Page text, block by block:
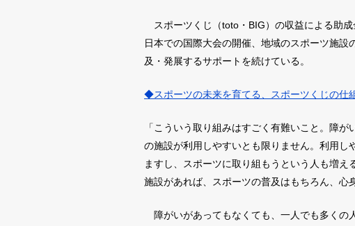
スポーツくじ（toto・BIG）の収益による助
日本での国際大会の開催、地域のスポーツ施
及・発展するサポートを続けている。
◆スポーツの未来を育てる、スポーツくじの仕
「こういう取り組みはすごく有難いこと。障
の施設が利用しやすいとも限りません。利用し
ますし、スポーツに取り組もうという人も増
施設があれば、スポーツの普及はもちろん、心
障がいがあってもなくても、一人でも多くの